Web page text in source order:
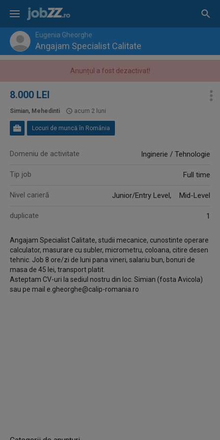
Eugenia Gheorghe
Angajam Specialist Calitate
Anunțul a fost dezactivat!
8.000 LEI
Simian, Mehedinti acum 2 luni
Locuri de muncă în România
Domeniu de activitate Inginerie / Tehnologie
Tip job Full time
Nivel carieră Junior/Entry Level, Mid-Level
duplicate 1
Angajam Specialist Calitate, studii mecanice, cunostinte operare
calculator, masurare cu subler, micrometru, coloana, citire desen
tehnic. Job 8 ore/zi de luni pana vineri, salariu bun, bonuri de
masa de 45 lei, transport platit.
Asteptam CV-uri la sediul nostru din loc. Simian (fosta Avicola)
sau pe mail e.gheorghe@calip-romania.ro